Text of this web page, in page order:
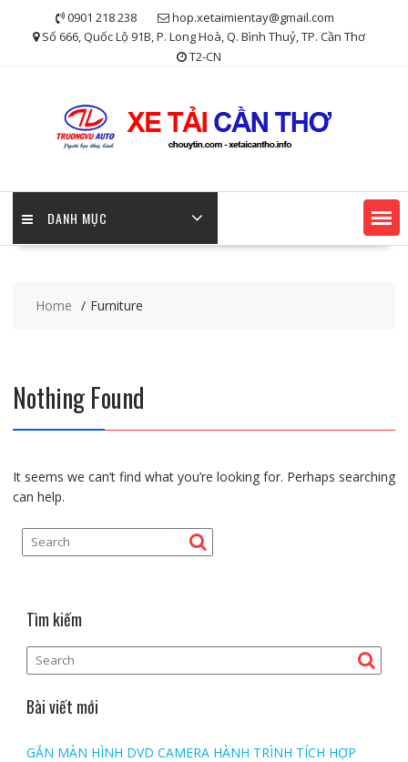
0901 218 238
hop.xetaimientay@gmail.com
Số 666, Quốc Lộ 91B, P. Long Hoà, Q. Bình Thuỷ, TP. Cần Thơ
T2-CN
DANH MỤC
Home Furniture
Nothing Found
It seems we can’t find what you’re looking for. Perhaps searching
can help.
Tìm kiếm
Bài viết mới
GẮN MÀN HÌNH DVD CAMERA HÀNH TRÌNH TÍCH HỢP